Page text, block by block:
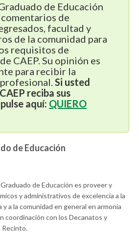
de Educación
de
facultad y
de la comunidad para
requisitos de
CAEP. Su opinión es
para recibir la
Si usted
reciba sus
aquí: QUIERO
de Educación
de Educación es proveer y
y administrativos de excelencia a la
a la comunidad en general en armonía
coordinación con los Decanatos y
Recinto.